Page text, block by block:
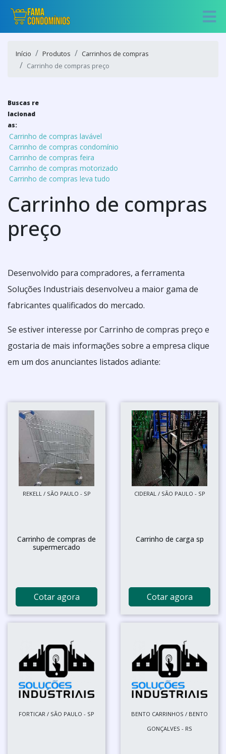
Início Produtos
Carrinhos de compras
Carrinho de compras preço
Buscas re
lacionad
as:
Carrinho de compras lavável
Carrinho de compras condomínio
Carrinho de compras feira
Carrinho de compras motorizado
Carrinho de compras leva tudo
Carrinho de compras
preço
Desenvolvido para compradores, a ferramenta
Soluções Industriais desenvolveu a maior gama de
fabricantes qualificados do mercado.
Se estiver interesse por Carrinho de compras preço e
gostaria de mais informações sobre a empresa clique
em um dos anunciantes listados adiante:
REKELL / SÃO PAULO - SP
Carrinho de compras de
supermercado
Cotar agora
CIDERAL / SÃO PAULO - SP
Carrinho de carga sp
Cotar agora
FORTICAR / SÃO PAULO - SP
BENTO CARRINHOS / BENTO
GONÇALVES - RS